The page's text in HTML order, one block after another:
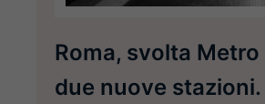
Roma, svolta Metro
due nuove stazioni.